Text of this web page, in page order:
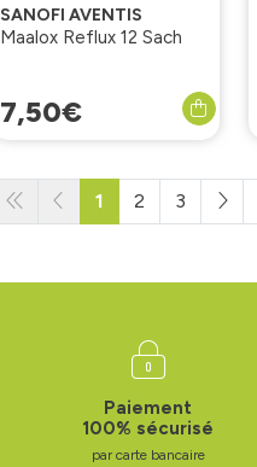
SANOFI AVENTIS
Maalox Reflux 12 Sach
7,50€
1 2 3
Paiement
100% sécurisé
par carte bancaire